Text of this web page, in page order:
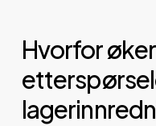
Hvorfor øker